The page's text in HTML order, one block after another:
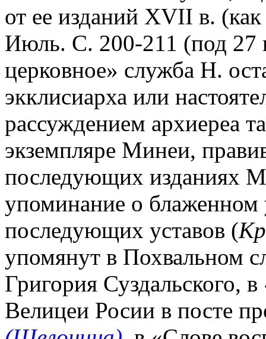
от ее изданий XVII в.
Июль. С. 200-211 (под 27
церковное» служба Н.
экклисиарха или
рассуждением архиереа
экземпляре Минеи,
последующих изданиях
упоминание о блаженном
последующих уставов (
упомянут в Похвальном
Григория Суздальского,
Велицеи Росии в посте